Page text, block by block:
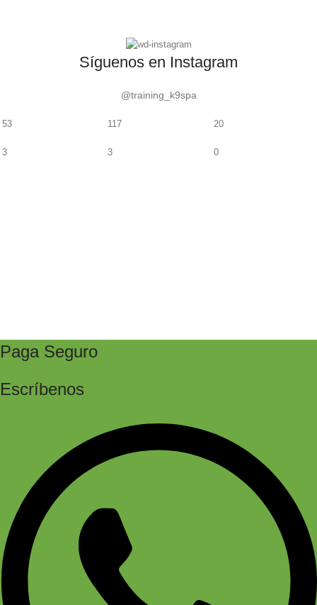
Síguenos en Instagram
@training_k9spa
53
3
117
3
20
0
Paga Seguro
Escríbenos